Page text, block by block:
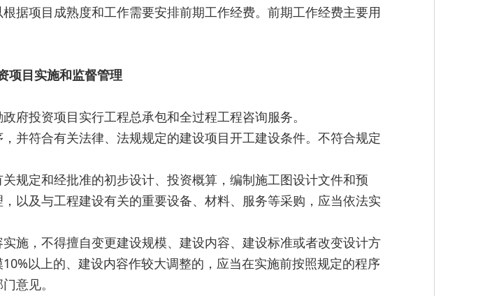
据项目成熟度和工作需要安排前期工作经费。前期工作经费主要用
目实施和监督管理
投资项目实行工程总承包和全过程工程咨询服务。
并符合有关法律、法规规定的建设项目开工建设条件。不符合规定
规定和经批准的初步设计、投资概算，编制施工图设计文件和预
以及与工程建设有关的重要设备、材料、服务等采购，应当依法实
施，不得擅自变更建设规模、建设内容、建设标准或者改变设计方
以上的、建设内容作较大调整的，应当在实施前按照规定的程序
意见。